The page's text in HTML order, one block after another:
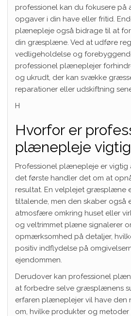
professionel kan du fokusere på
opgaver i din have eller fritid.
plænepleje også bidrage til at
din græsplæne. Ved at udføre
vedligeholdelse og
professionel plæneplejer
og ukrudt, der kan svække
reparationer eller udskiftning
H
Hvorfor er
plænepleje
Professionel plænepleje er vigtig
det første handler det om at
resultat. En velplejet græsplæne
tiltalende, men den skaber også
atmosfære omkring huset eller
og veltrimmet plæne signalerer
opmærksomhed på detaljer,
positiv indflydelse på
ejendommen.
Derudover kan professionel
at forbedre selve græsplænens
erfaren plæneplejer vil have den
om, hvilke produkter og